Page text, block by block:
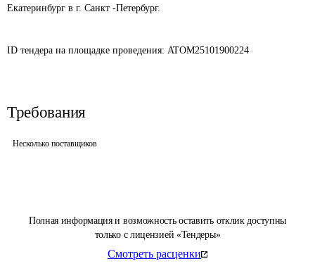
Полная информация и возможность оставить отклик доступны
только с лицензией «Тендеры»
Смотреть расценки
Екатеринбург в г. Санкт -Петербург.
ID тендера на площадке проведения: ATOM25101900224
Требования
Несколько поставщиков